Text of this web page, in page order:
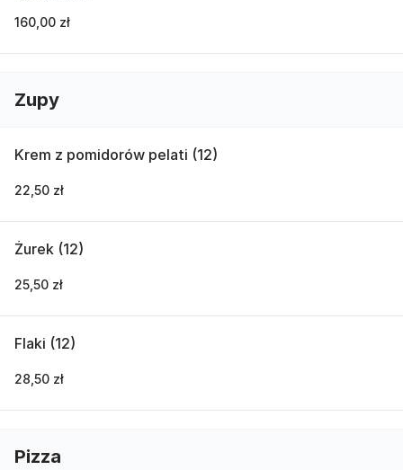
160,00 zł
Zupy
Krem z pomidorów pelati (12)
22,50 zł
Żurek (12)
25,50 zł
Flaki (12)
28,50 zł
Pizza